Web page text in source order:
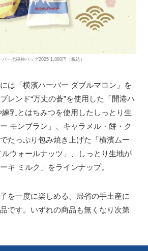
バー七福神バッグ2025 1,080円（税込）
は「横濱ハーバー ダブルマロン」を
レンド“万丈の蒼”を使用した「開港ハ
乳とはちみつを使用したしっとり生
モンブラン」、キャラメル・餅・ク
たっぷり包み焼き上げた「横濱ムー
ウォールナッツ」、しっとり生地が
キ ミルク」をラインナップ。
を一度に楽しめる、帰省の手土産に
です。いずれの商品も無くなり次第